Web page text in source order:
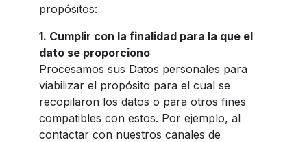
propósitos:
1. Cumplir con la finalidad para la que el
dato se proporciono
Procesamos sus Datos personales para
viabilizar el propósito para el cual se
recopilaron los datos o para otros fines
compatibles con estos. Por ejemplo, al
contactar con nuestros canales de